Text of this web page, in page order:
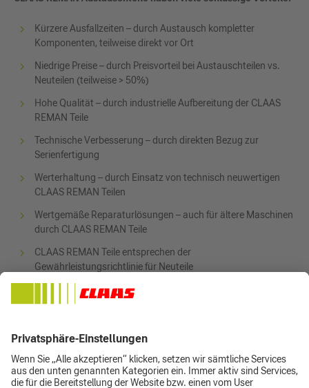
Kürzere Ausfallzeiten – durch Austausch kompletter
Komponenten, teilweise direkt vor Ort
Niedrige Preise – durch Preisvorteil bei Austauschteilen vs.
Neuteilen (teilweise > 50%)
Hohe Qualität – durch industrielle Aufbereitung der CLAAS
REMAN Teile
Technische Verbesserung – durch direkten Bezug zur
Serienfertigung
Werterhaltung – durch Einsatz von technisch neuwertigen
CLAAS REMAN Teilen
Wertgemäße Reparaturlösungen – auch für ältere Maschinen
durch CLAAS REMAN Teile
CLAAS REMAN Teile entsprechen der
Gewährleistungsrichtlinie für Neuteile
Aktiver Umweltschutz – Ressourcen werden durch die
Wiederverwendung von Altteilen geschont
Inhalte teilen auf: